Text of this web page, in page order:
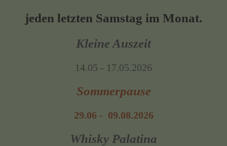
jeden letzten Samstag im Monat.
Kleine Auszeit
14.05 - 17.05.2026
Sommerpause
29.06 - 09.08.2026
Whisky Palatina